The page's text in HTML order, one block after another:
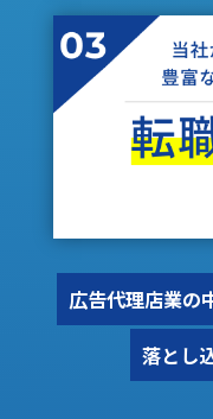
広告代理店業の
落とし